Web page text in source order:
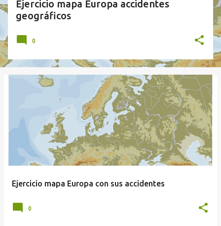
Ejercicio mapa Europa accidentes
geográficos
0
Ejercicio mapa Europa con sus accidentes
0